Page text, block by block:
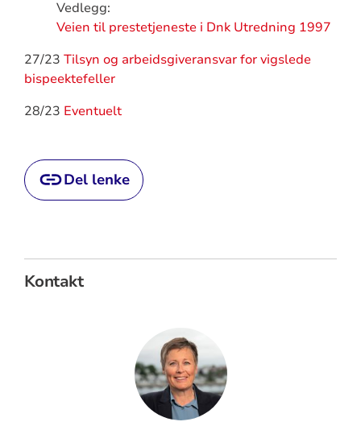
Vedlegg:
Veien til prestetjeneste i Dnk Utredning 1997
27/23 Tilsyn og arbeidsgiveransvar for vigslede
bispeektefeller
28/23 Eventuelt
Del lenke
Kontakt